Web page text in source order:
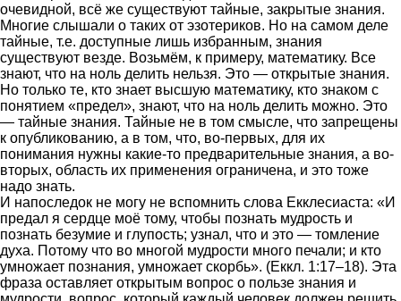
очевидной, всё же существуют тайные, закрытые знания.
Многие слышали о таких от эзотериков. Но на самом деле
тайные, т.е. доступные лишь избранным, знания
существуют везде. Возьмём, к примеру, математику. Все
знают, что на ноль делить нельзя. Это — открытые знания.
Но только те, кто знает высшую математику, кто знаком с
понятием «предел», знают, что на ноль делить можно. Это
— тайные знания. Тайные не в том смысле, что запрещены
к опубликованию, а в том, что, во-первых, для их
понимания нужны какие-то предварительные знания, а во-
вторых, область их применения ограничена, и это тоже
надо знать.
И напоследок не могу не вспомнить слова Екклесиаста: «И
предал я сердце моё тому, чтобы познать мудрость и
познать безумие и глупость; узнал, что и это — томление
духа. Потому что во многой мудрости много печали; и кто
умножает познания, умножает скорбь». (Еккл. 1:17–18). Эта
фраза оставляет открытым вопрос о пользе знания и